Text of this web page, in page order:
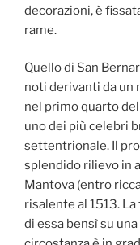
decorazioni, è
rame.
Quello di San
noti derivanti da un
nel primo quarto
uno dei più celebri
settentrionale. Il
splendido rilievo in
Mantova (entro
risalente al 1513.
di essa bensì su